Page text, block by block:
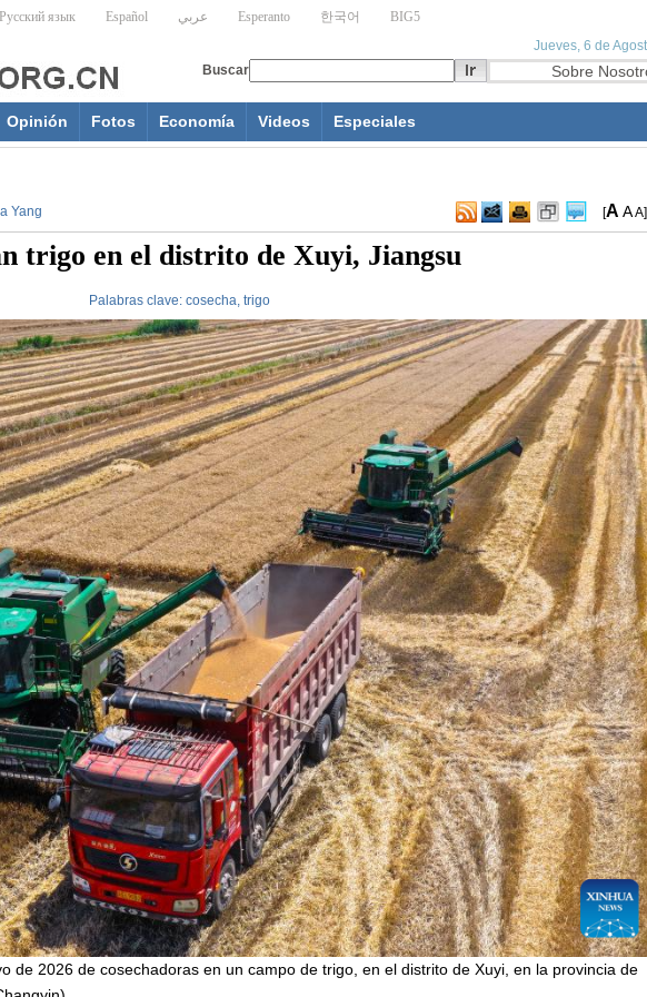
Opinión Fotos Economía Videos Especiales
Yang [A AA]
trigo en el distrito de Xuyi, Jiangsu
Palabras clave: cosecha, trigo
de 2026 de cosechadoras en un campo de trigo, en el distrito de Xuyi, en la provincia de